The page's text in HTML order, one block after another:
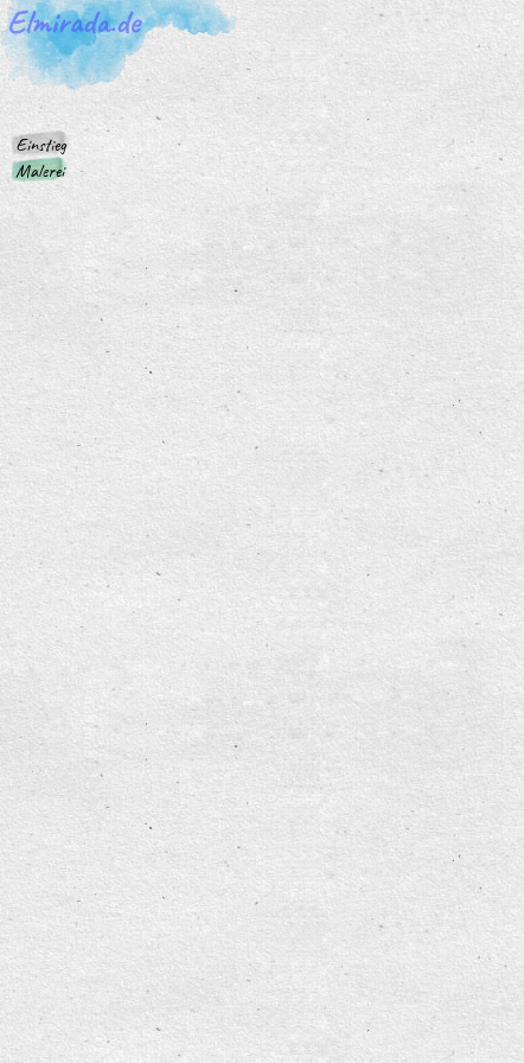
Einstieg
Malerei